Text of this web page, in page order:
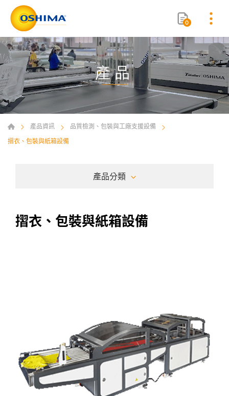
0
產品
產品資訊
品質檢測、包裝與工廠支援設備
摺衣、包裝與紙箱設備
產品分類
摺衣、包裝與紙箱設備